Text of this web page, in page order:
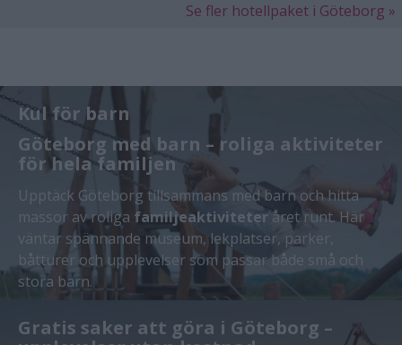
Se fler hotellpaket i Göteborg »
Kul för barn
Göteborg med barn – roliga aktiviteter
för hela familjen
Upptäck Göteborg tillsammans med barn och hitta
massor av roliga familjeaktiviteteråret runt. Här
väntar spännande museum, lekplatser, parker,
båtturer och upplevelser som passar både små och
stora barn.
Besök populära familjeattraktioner som
universeum-goteborg.aspoch Maritiman, lek i
Gratis saker att göra i Göteborg –